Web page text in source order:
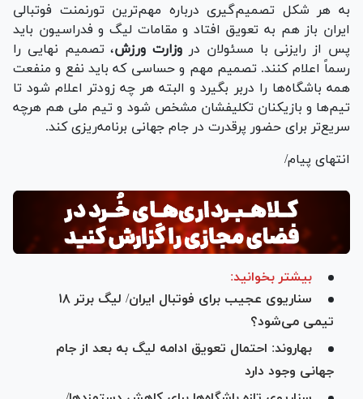
به هر شکل تصمیم‌گیری درباره مهم‌ترین تورنمنت فوتبالی
ایران باز هم به تعویق افتاد و مقامات لیگ و فدراسیون باید
پس از رایزنی با مسئولان در وزارت ورزش، تصمیم نهایی را
رسماً اعلام کنند. تصمیم مهم و حساسی که باید نفع و منفعت
همه باشگاه‌ها را دربر بگیرد و البته هر چه زودتر اعلام شود تا
تیم‌ها و بازیکنان تکلیفشان مشخص شود و تیم ملی هم هرچه
سریع‌تر برای حضور پرقدرت در جام جهانی برنامه‌ریزی کند.
انتهای پیام/
بیشتر بخوانید:
سناریوی عجیب برای فوتبال ایران/ لیگ برتر ۱۸
تیمی می‌شود؟
بهاروند: احتمال تعویق ادامه لیگ به بعد از جام
جهانی وجود دارد